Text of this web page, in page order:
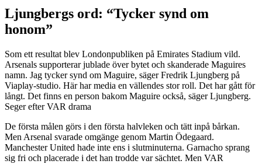
Ljungbergs ord: “Tycker synd om
honom”
Som ett resultat blev Londonpubliken på Emirates Stadium vild.
Arsenals supporterar jublade över bytet och skanderade Maguires
namn. Jag tycker synd om Maguire, säger Fredrik Ljungberg på
Viaplay-studio. Här har media en vällendes stor roll. Det har gått för
långt. Det finns en person bakom Maguire också, säger Ljungberg.
Seger efter VAR drama
De första målen görs i den första halvleken och tätt inpå bårkan.
Men Arsenal svarade omgänge genom Martin Ödegaard.
Manchester United hade inte ens i slutminuterna. Garnacho sprang
sig fri och placerade i det han trodde var sächtet. Men VAR